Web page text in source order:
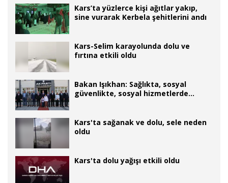
Kars’ta yüzlerce kişi ağıtlar yakıp,
sine vurarak Kerbela şehitlerini andı
Kars-Selim karayolunda dolu ve
fırtına etkili oldu
Bakan Işıkhan: Sağlıkta, sosyal
güvenlikte, sosyal hizmetlerde
Kars'ta sağanak ve dolu, sele neden
oldu
Kars'ta dolu yağışı etkili oldu